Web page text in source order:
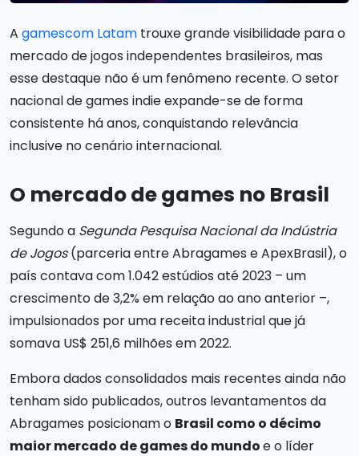
A gamescom Latam trouxe grande visibilidade para o
mercado de jogos independentes brasileiros, mas
esse destaque não é um fenômeno recente. O setor
nacional de games indie expande-se de forma
consistente há anos, conquistando relevância
inclusive no cenário internacional.
O mercado de games no Brasil
Segundo a Segunda Pesquisa Nacional da Indústria
de Jogos(parceria entre Abragames e ApexBrasil), o
país contava com 1.042 estúdios até 2023 – um
crescimento de 3,2% em relação ao ano anterior –,
impulsionados por uma receita industrial que já
somava US$ 251,6 milhões em 2022.
Embora dados consolidados mais recentes ainda não
tenham sido publicados, outros levantamentos da
Abragames posicionam o Brasil como o décimo
maior mercado de games do mundoe o líder